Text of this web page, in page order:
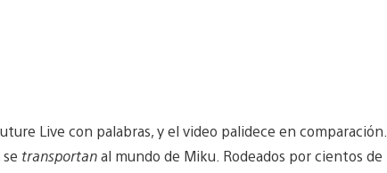
Live con palabras, y el video palidece en comparación.
transportanal mundo de Miku. Rodeados por cientos de